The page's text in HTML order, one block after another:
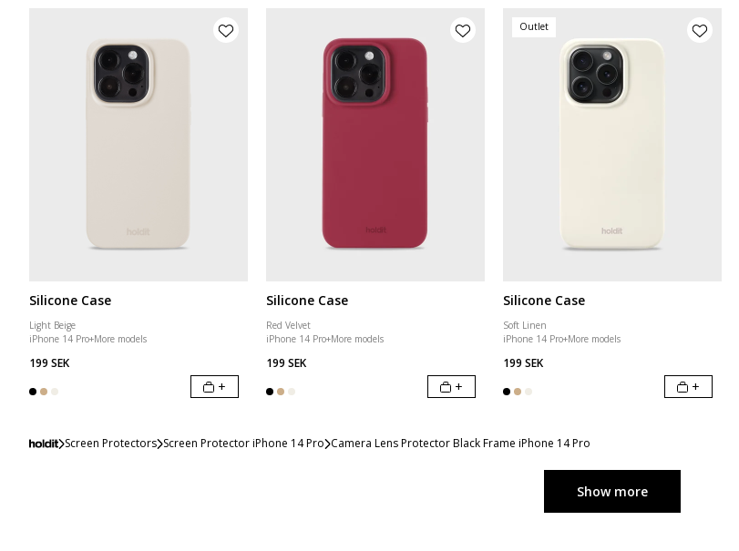
Silicone Case
Light Beige
iPhone 14 Pro+More models
199 SEK
+
Silicone Case
Red Velvet
iPhone 14 Pro+More models
199 SEK
+
Outlet
Silicone Case
Soft Linen
iPhone 14 Pro+More models
199 SEK
+
Screen Protectors Screen Protector iPhone 14 Pro Camera Lens Protector Black Frame iPhone 14 Pro
Show more